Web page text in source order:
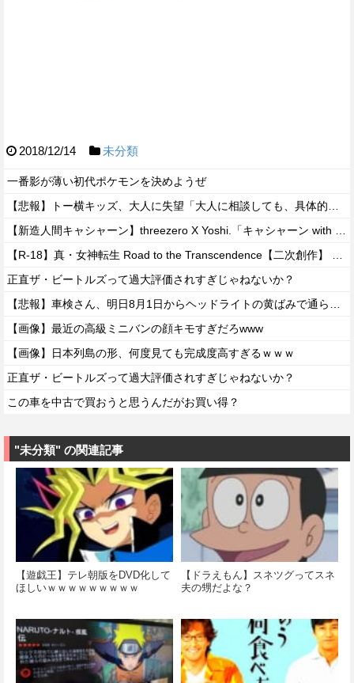
2018/12/14 未分類
一番影が薄い初代ポケモンを決めようぜ
正直ザ・ビートルズって過大評価されすぎじゃねないか？
【画像】最近の高級ミニバンの顔キモすぎだろwww
【画像】日本列島の形、何度見ても完成度高すぎるｗｗｗ
正直ザ・ビートルズって過大評価されすぎじゃねないか？
この車を中古で買おうと思うんだがお買い得？
"未分類" の関連記事
【遊戯王】テレ朝版をDVD化して
ほしいｗｗｗｗｗｗｗｗｗ
【ドラえもん】スネツグってスネ
夫の甥だよな？